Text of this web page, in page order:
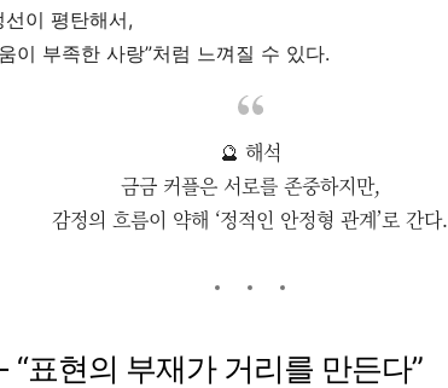
이 평탄해서,
이 부족한 사랑”처럼 느껴질 수 있다.
🔮 해석
금금 커플은 서로를 존중하지만,
감정의 흐름이 약해 ‘정적인 안정형 관계’로 간다.
“표현의 부재가 거리를 만든다”